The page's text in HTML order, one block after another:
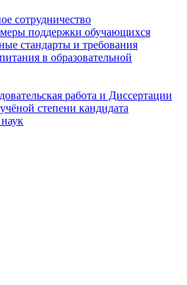
сотрудничество
поддержки обучающихся
стандарты и требования
в образовательной
работа и Диссертации
степени кандидата